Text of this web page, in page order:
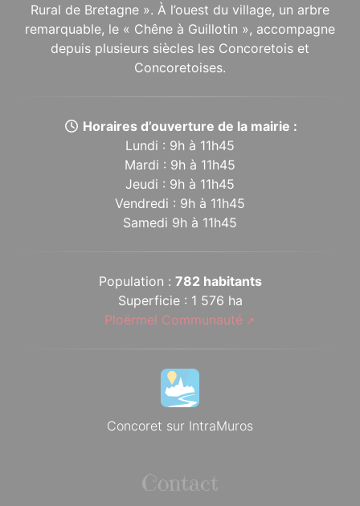
Rural de Bretagne ». À l’ouest du village, un arbre
remarquable, le « Chêne à Guillotin », accompagne
depuis plusieurs siècles les Concoretois et
Concoretoises.
Horaires d’ouverture de la mairie :
Lundi : 9h à 11h45
Mardi : 9h à 11h45
Jeudi : 9h à 11h45
Vendredi : 9h à 11h45
Samedi 9h à 11h45
Population : 782 habitants
Superficie : 1 576 ha
Ploërmel Communauté
Concoret sur IntraMuros
Contact